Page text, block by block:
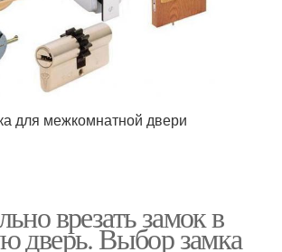
для межкомнатной двери
врезать замок в
дверь. Выбор замка